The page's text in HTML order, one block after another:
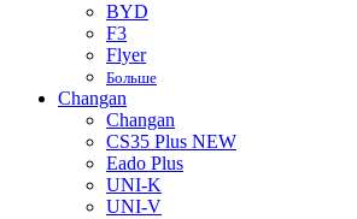
BYD
F3
Flyer
Больше
Changan
Changan
CS35 Plus NEW
Eado Plus
UNI-K
UNI-V